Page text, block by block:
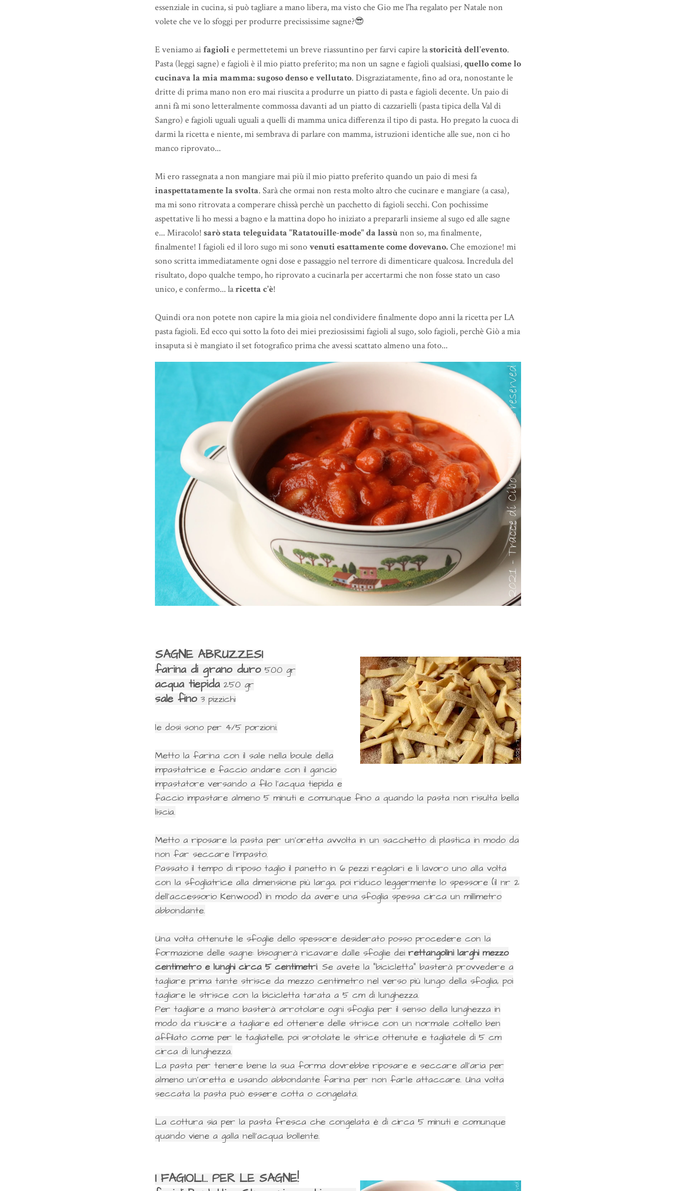
essenziale in cucina, si può tagliare a mano libera, ma visto che Gio me l'ha regalato per Natale non
volete che ve lo sfoggi per produrre precississime sagne?😎
E veniamo aifagioli e permettetemi un breve riassuntino per farvi capire lastoricità dell'evento.
Pasta (leggi sagne) e fagioli è il mio piatto preferito; ma non un sagne e fagioli qualsiasi,quello come lo
cucinava la mia mamma: sugoso denso e vellutato. Disgraziatamente, fino ad ora, nonostante le
dritte di prima mano non ero mai riuscita a produrre un piatto di pasta e fagioli decente. Un paio di
anni fà mi sono letteralmente commossa davanti ad un piatto di cazzarielli (pasta tipica della Val di
Sangro) e fagioli uguali uguali a quelli di mamma unica differenza il tipo di pasta. Ho pregato la cuoca di
darmi la ricetta e niente, mi sembrava di parlare con mamma, istruzioni identiche alle sue, non ci ho
manco riprovato...
Mi ero rassegnata a non mangiare mai più il mio piatto preferito quando un paio di mesi fa
inaspettatamente la svolta. Sarà che ormai non resta molto altro che cucinare e mangiare (a casa),
ma mi sono ritrovata a comperare chissà perchè un pacchetto di fagioli secchi. Con pochissime
aspettative li ho messi a bagno e la mattina dopo ho iniziato a prepararli insieme al sugo ed alle sagne
e... Miracolo! sarò stata teleguidata "Ratatouille-mode" da lassù non so, ma finalmente,
finalmente! I fagioli ed il loro sugo mi sonovenuti esattamente come dovevano. Che emozione! mi
sono scritta immediatamente ogni dose e passaggio nel terrore di dimenticare qualcosa. Incredula del
risultato, dopo qualche tempo, ho riprovato a cucinarla per accertarmi che non fosse stato un caso
unico, e confermo... laricetta c'è!
Quindi ora non potete non capire la mia gioia nel condividere finalmente dopo anni la ricetta per LA
pasta fagioli. Ed ecco qui sotto la foto dei miei preziosissimi fagioli al sugo, solo fagioli, perchè Giò a mia
insaputa si è mangiato il set fotografico prima che avessi scattato almeno una foto...
SAGNE ABRUZZESI
farina di grano duro 500 gr
acqua tiepida250 gr
sale fino 3 pizzichi
le dosi sono per 4/5 porzioni.
Metto la farina con il sale nella boule della
impastatrice e faccio andare con il gancio
impastatore versando a filo l'acqua tiepida e
faccio impastare almeno 5 minuti e comunque fino a quando la pasta non risulta bella
liscia.
Metto a riposare la pasta per un'oretta avvolta in un sacchetto di plastica in modo da
non far seccare l'impasto.
Passato il tempo di riposo taglio il panetto in 6 pezzi regolari e li lavoro uno alla volta
con la sfogliatrice alla dimensione più larga, poi riduco leggermente lo spessore (il nr 2
dell'accessorio Kenwood) in modo da avere una sfoglia spessa circa un millimetro
abbondante.
Una volta ottenute le sfoglie dello spessore desiderato posso procedere con la
formazione delle sagne: bisognerà ricavare dalle sfoglie dei rettangolini larghi mezzo
centimetro e lunghi circa 5 centimetri. Se avete la "bicicletta" basterà provvedere a
tagliare prima tante strisce da mezzo centimetro nel verso più lungo della sfoglia, poi
tagliare le strisce con la bicicletta tarata a 5 cm di lunghezza.
Per tagliare a mano basterà arrotolare ogni sfoglia per il senso della lunghezza in
modo da riuscire a tagliare ed ottenere delle strisce con un normale coltello ben
affilato come per le tagliatelle, poi srotolate le strice ottenute e tagliatele di 5 cm
circa di lunghezza.
La pasta per tenere bene la sua forma dovrebbe riposare e seccare all'aria per
almeno un'oretta e usando abbondante farina per non farle attaccare. Una volta
seccata la pasta può essere cotta o congelata.
La cottura sia per la pasta fresca che congelata è di circa 5 minuti e comunque
quando viene a galla nell'acqua bollente.
I FAGIOLI... PER LE SAGNE!